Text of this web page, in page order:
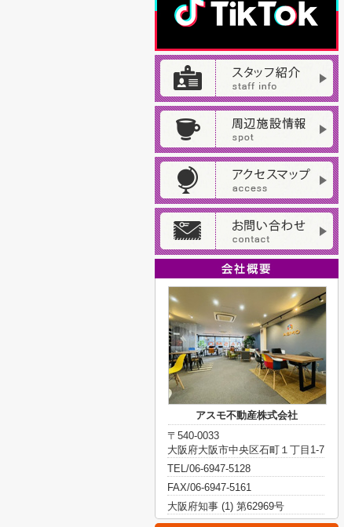
アスモ不動産株式会社
〒540-0033
大阪府大阪市中央区石町１丁目1-7
TEL/06-6947-5128
FAX/06-6947-5161
大阪府知事 (1) 第62969号